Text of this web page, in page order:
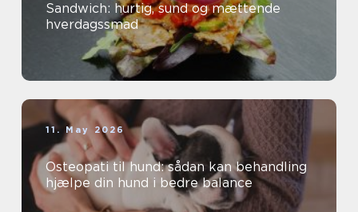
Sandwich: hurtig, sund og mættende
hverdagssmad
11. May 2026
Osteopati til hund: sådan kan behandling
hjælpe din hund i bedre balance